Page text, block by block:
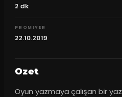
2 dk
PROMIYER
22.10.2019
Ozet
Oyun yazmaya çalışan bir